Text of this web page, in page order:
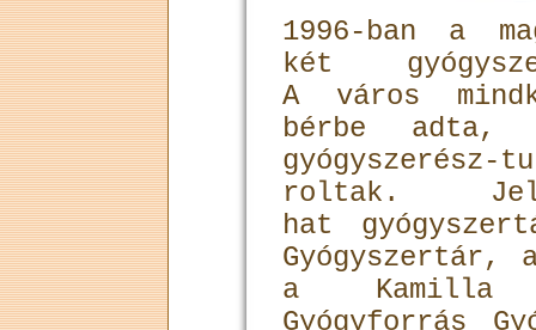
1996-ban a
két
A város
bérbe adta,
gyógyszerész-
rol­tak.
hat
Gyógyszertár,
a Kamilla
Gyógyforrás